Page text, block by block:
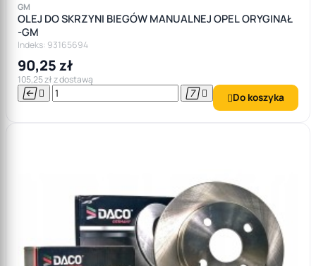
GM
OLEJ DO SKRZYNI BIEGÓW MANUALNEJ OPEL ORYGINAŁ
-GM
Indeks: 93165694
90,25 zł
105,25 zł z dostawą
    Do koszyka